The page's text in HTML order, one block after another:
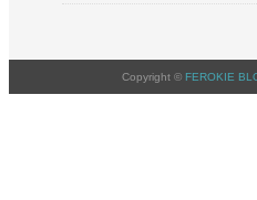
Copyright © FEROKIE